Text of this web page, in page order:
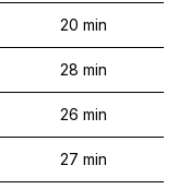
20 min
28 min
26 min
27 min